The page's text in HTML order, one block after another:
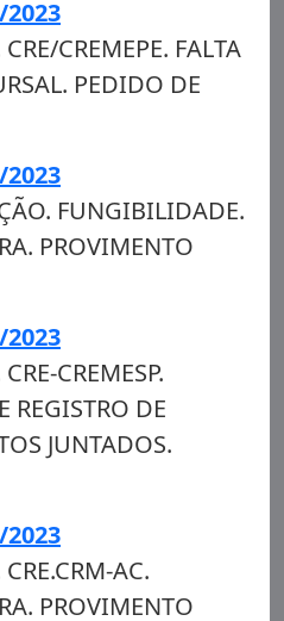
2023
CREMEPE. FALTA
PEDIDO DE
2023
FUNGIBILIDADE.
PROVIMENTO
2023
CREMESP.
REGISTRO DE
JUNTADOS.
2023
AC.
PROVIMENTO